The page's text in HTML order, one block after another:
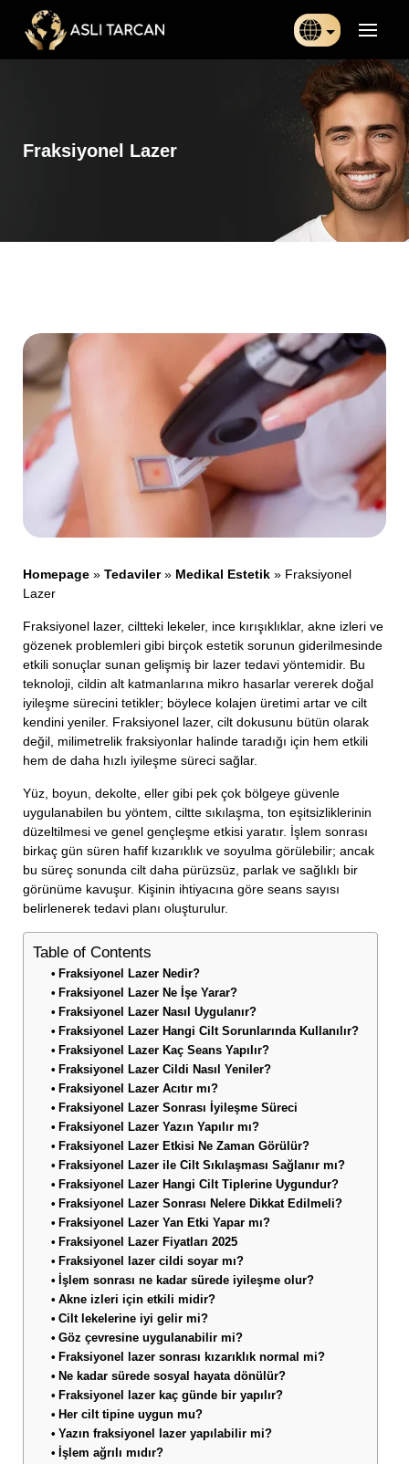
Türkçe
日本語
Indonesia
Български
Français
English
Fraksiyonel Lazer
Homepage » Tedaviler» Medikal Estetik » Fraksiyonel
Lazer
Fraksiyonel lazer, ciltteki lekeler, ince kırışıklıklar, akne izleri ve
gözenek problemleri gibi birçok estetik sorunun giderilmesinde
etkili sonuçlar sunan gelişmiş bir lazer tedavi yöntemidir. Bu
teknoloji, cildin alt katmanlarına mikro hasarlar vererek doğal
iyileşme sürecini tetikler; böylece kolajen üretimi artar ve cilt
kendini yeniler. Fraksiyonel lazer, cilt dokusunu bütün olarak
değil, milimetrelik fraksiyonlar halinde taradığı için hem etkili
hem de daha hızlı iyileşme süreci sağlar.
Yüz, boyun, dekolte, eller gibi pek çok bölgeye güvenle
uygulanabilen bu yöntem, ciltte sıkılaşma, ton eşitsizliklerinin
düzeltilmesi ve genel gençleşme etkisi yaratır. İşlem sonrası
birkaç gün süren hafif kızarıklık ve soyulma görülebilir; ancak
bu süreç sonunda cilt daha pürüzsüz, parlak ve sağlıklı bir
görünüme kavuşur. Kişinin ihtiyacına göre seans sayısı
belirlenerek tedavi planı oluşturulur.
Table of Contents
Fraksiyonel Lazer Nedir?
Fraksiyonel Lazer Ne İşe Yarar?
Fraksiyonel Lazer Nasıl Uygulanır?
Fraksiyonel Lazer Hangi Cilt Sorunlarında Kullanılır?
Fraksiyonel Lazer Kaç Seans Yapılır?
Fraksiyonel Lazer Cildi Nasıl Yeniler?
Fraksiyonel Lazer Acıtır mı?
Fraksiyonel Lazer Sonrası İyileşme Süreci
Fraksiyonel Lazer Yazın Yapılır mı?
Fraksiyonel Lazer Etkisi Ne Zaman Görülür?
Fraksiyonel Lazer ile Cilt Sıkılaşması Sağlanır mı?
Fraksiyonel Lazer Hangi Cilt Tiplerine Uygundur?
Fraksiyonel Lazer Sonrası Nelere Dikkat Edilmeli?
Fraksiyonel Lazer Yan Etki Yapar mı?
Fraksiyonel Lazer Fiyatları 2025
Fraksiyonel lazer cildi soyar mı?
İşlem sonrası ne kadar sürede iyileşme olur?
Akne izleri için etkili midir?
Cilt lekelerine iyi gelir mi?
Göz çevresine uygulanabilir mi?
Fraksiyonel lazer sonrası kızarıklık normal mi?
Ne kadar sürede sosyal hayata dönülür?
Fraksiyonel lazer kaç günde bir yapılır?
Her cilt tipine uygun mu?
Yazın fraksiyonel lazer yapılabilir mi?
İşlem ağrılı mıdır?